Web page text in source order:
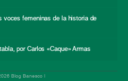
voces femeninas de la historia de
por Carlos «Caque» Armas
Blog Banesco |